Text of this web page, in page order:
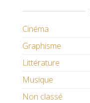
Cinéma
Graphisme
Littérature
Musique
Non classé